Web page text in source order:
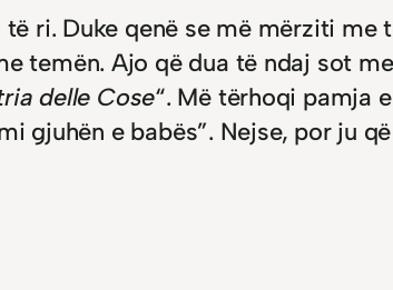
ri. Duke qenë se më mërziti me
temën. Ajo që dua të ndaj sot
delle Cose“. Më tërhoqi pamja
gjuhën e babës”. Nejse, por ju